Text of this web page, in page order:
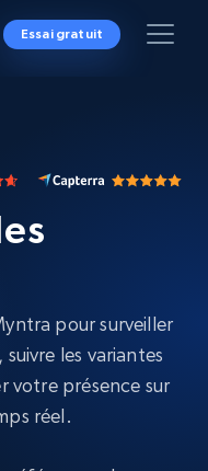
Essai gratuit
pour surveiller
les variantes
votre présence sur
réel.